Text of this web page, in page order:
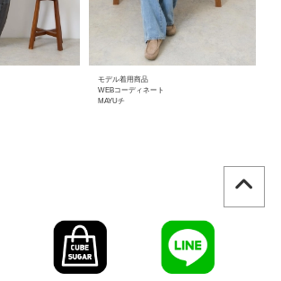
モデル着用商品
WEBコーディネート
MAYUチ